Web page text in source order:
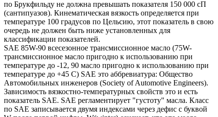
по Брукфильду не должна превышать показателя 150 000 сП
(сантипуазов). Кинематическая вязкость определяется при
температуре 100 градусов по Цельсию, этот показатель в свою
очередь не должен быть ниже установленных для
классификации показателей.
SAE 85W-90 всесезонное трансмиссионное масло (75W-
трансмиссионное масло пригодно к использованию при
температуре до -12, 90 масло пригодно к использованию при
температуре до +45 С) SAE это аббревиатура: Общество
Автомобильных инженеров (Society of Automotive Engineers).
Зависимость вязкостно-температурных свойств это и есть
показатель SAE. SAE регламентирует "густоту" масла. Класс
по SAE записывается двумя индексами через дефис с буквой